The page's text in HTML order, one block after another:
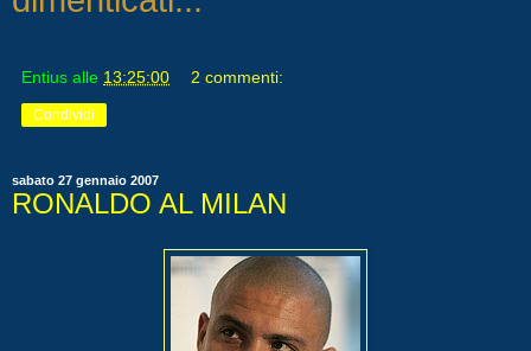
Entius alle 13:25:00 2 commenti:
Condividi
sabato 27 gennaio 2007
RONALDO AL MILAN